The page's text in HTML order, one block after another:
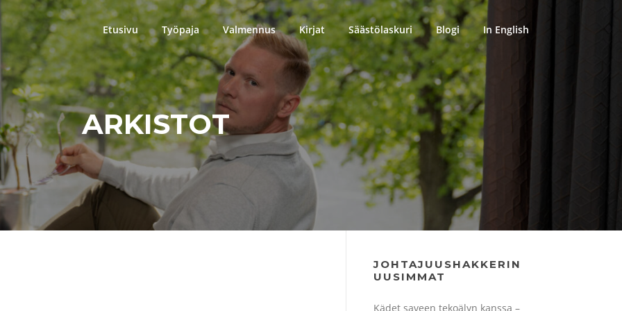
Etusivu Työpaja Valmennus Kirjat Säästölaskuri Blogi In English
ARKISTOT
JOHTAJUUSHAKKERIN
UUSIMMAT
Kädet saveen tekoälyn kanssa –